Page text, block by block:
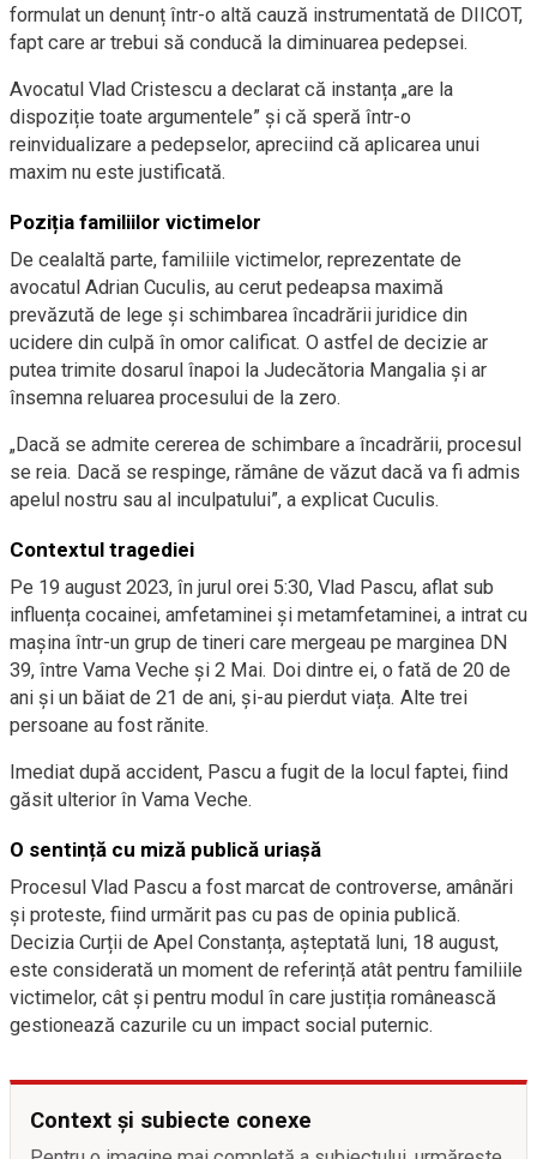
formulat un denunț într-o altă cauză instrumentată de DIICOT,
fapt care ar trebui să conducă la diminuarea pedepsei.
Avocatul Vlad Cristescu a declarat că instanța „are la
dispoziție toate argumentele” și că speră într-o
reinvidualizare a pedepselor, apreciind că aplicarea unui
maxim nu este justificată.
Poziția familiilor victimelor
De cealaltă parte, familiile victimelor, reprezentate de
avocatul Adrian Cuculis, au cerut pedeapsa maximă
prevăzută de lege și schimbarea încadrării juridice din
ucidere din culpă în omor calificat. O astfel de decizie ar
putea trimite dosarul înapoi la Judecătoria Mangalia și ar
însemna reluarea procesului de la zero.
„Dacă se admite cererea de schimbare a încadrării, procesul
se reia. Dacă se respinge, rămâne de văzut dacă va fi admis
apelul nostru sau al inculpatului”, a explicat Cuculis.
Contextul tragediei
Pe 19 august 2023, în jurul orei 5:30, Vlad Pascu, aflat sub
influența cocainei, amfetaminei și metamfetaminei, a intrat cu
mașina într-un grup de tineri care mergeau pe marginea DN
39, între Vama Veche și 2 Mai. Doi dintre ei, o fată de 20 de
ani și un băiat de 21 de ani, și-au pierdut viața. Alte trei
persoane au fost rănite.
Imediat după accident, Pascu a fugit de la locul faptei, fiind
găsit ulterior în Vama Veche.
O sentință cu miză publică uriașă
Procesul Vlad Pascu a fost marcat de controverse, amânări
și proteste, fiind urmărit pas cu pas de opinia publică.
Decizia Curții de Apel Constanța, așteptată luni, 18 august,
este considerată un moment de referință atât pentru familiile
victimelor, cât și pentru modul în care justiția românească
gestionează cazurile cu un impact social puternic.
Context și subiecte conexe